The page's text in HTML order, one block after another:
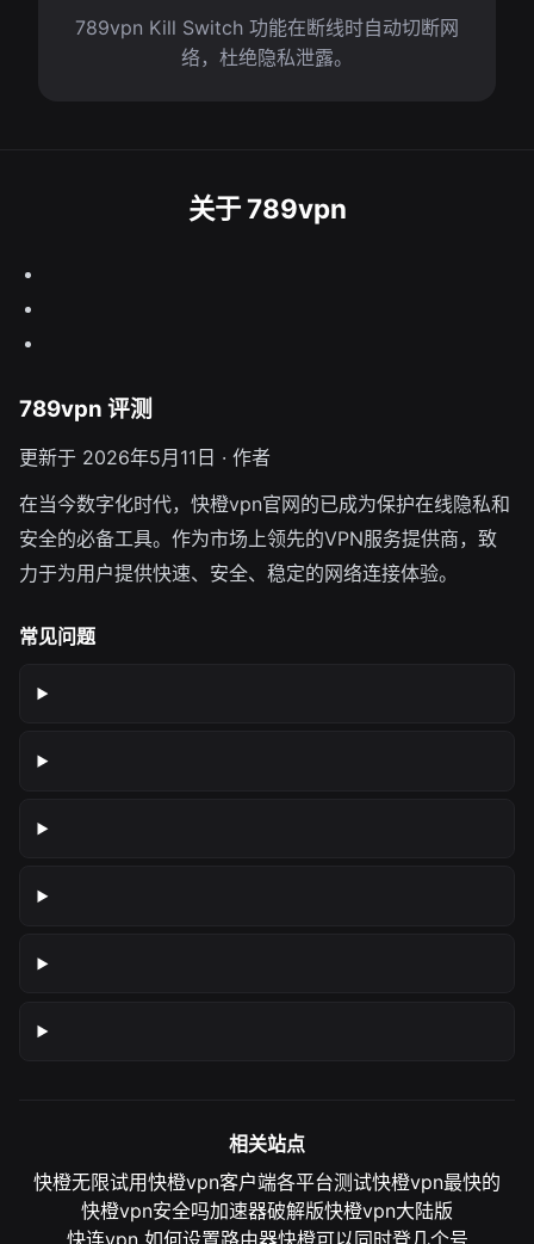
789vpn Kill Switch 功能在断线时自动切断网
络，杜绝隐私泄露。
关于 789vpn
789vpn 评测
更新于 2026年5月11日 · 作者
在当今数字化时代，快橙vpn官网的已成为保护在线隐私和
安全的必备工具。作为市场上领先的VPN服务提供商，致
力于为用户提供快速、安全、稳定的网络连接体验。
常见问题
相关站点
快橙无限试用快橙vpn客户端各平台测试快橙vpn最快的
快橙vpn安全吗加速器破解版快橙vpn大陆版
快连vpn 如何设置路由器快橙可以同时登几个号